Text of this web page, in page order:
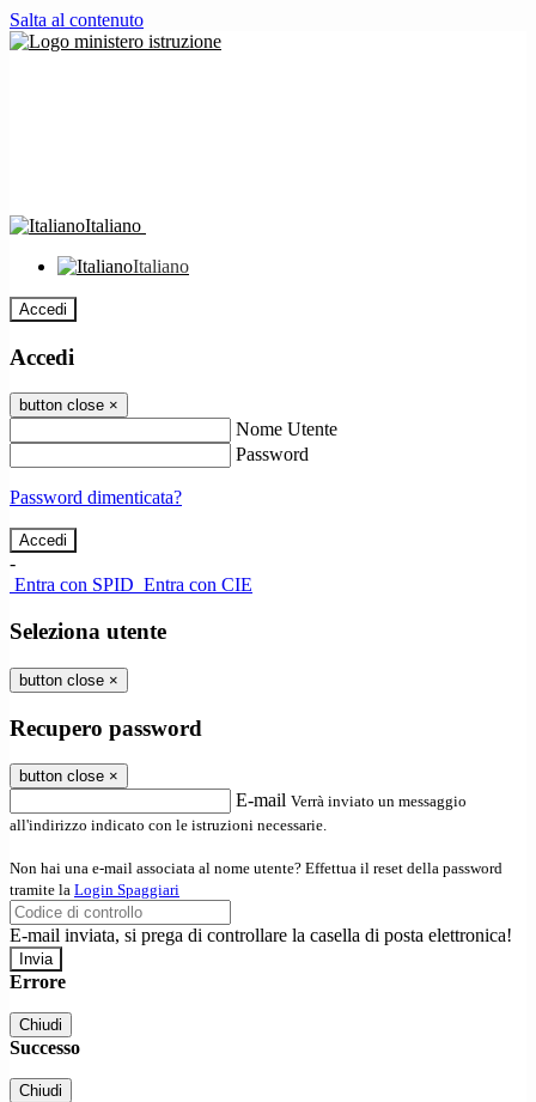
Salta al contenuto
Italiano
Italiano
Accedi
Accedi
button close ×
Nome Utente
Password
Password dimenticata?
-
Entra con SPID Entra con CIE
Seleziona utente
button close ×
Recupero password
button close ×
E-mail Verrà inviato un messaggio
all'indirizzo indicato con le istruzioni necessarie.
Non hai una e-mail associata al nome utente? Effettua il reset della password
tramite la Login Spaggiari
E-mail inviata, si prega di controllare la casella di posta elettronica!
Errore
Chiudi
Successo
Chiudi